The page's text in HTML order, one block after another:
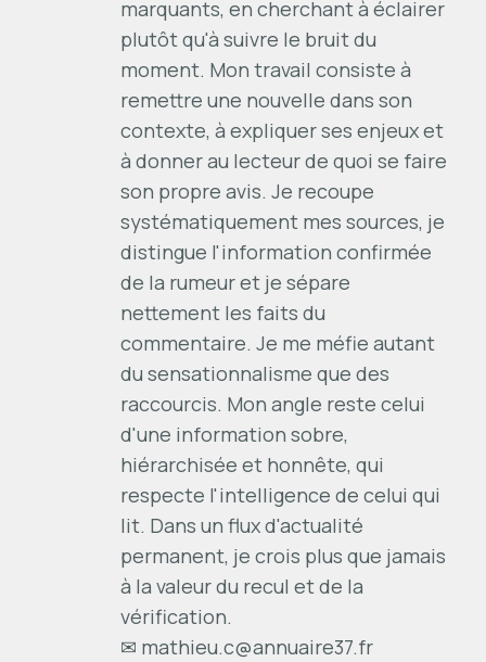
marquants, en cherchant à éclairer
plutôt qu'à suivre le bruit du
moment. Mon travail consiste à
remettre une nouvelle dans son
contexte, à expliquer ses enjeux et
à donner au lecteur de quoi se faire
son propre avis. Je recoupe
systématiquement mes sources, je
distingue l'information confirmée
de la rumeur et je sépare
nettement les faits du
commentaire. Je me méfie autant
du sensationnalisme que des
raccourcis. Mon angle reste celui
d'une information sobre,
hiérarchisée et honnête, qui
respecte l'intelligence de celui qui
lit. Dans un flux d'actualité
permanent, je crois plus que jamais
à la valeur du recul et de la
vérification.
✉ mathieu.c@annuaire37.fr